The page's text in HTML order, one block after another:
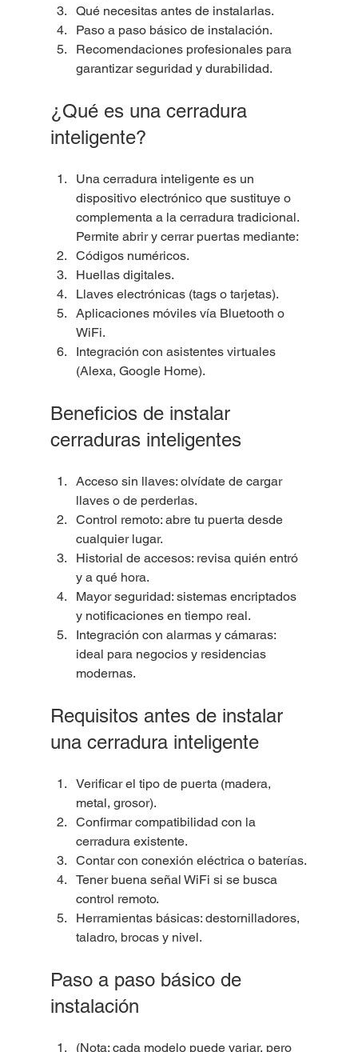
Qué necesitas antes de instalarlas.
Paso a paso básico de instalación.
Recomendaciones profesionales para
garantizar seguridad y durabilidad.
¿Qué es una cerradura
inteligente?
Una cerradura inteligente es un
dispositivo electrónico que sustituye o
complementa a la cerradura tradicional.
Permite abrir y cerrar puertas mediante:
Códigos numéricos.
Huellas digitales.
Llaves electrónicas (tags o tarjetas).
Aplicaciones móviles vía Bluetooth o
WiFi.
Integración con asistentes virtuales
(Alexa, Google Home).
Beneficios de instalar
cerraduras inteligentes
Acceso sin llaves: olvídate de cargar
llaves o de perderlas.
Control remoto: abre tu puerta desde
cualquier lugar.
Historial de accesos: revisa quién entró
y a qué hora.
Mayor seguridad: sistemas encriptados
y notificaciones en tiempo real.
Integración con alarmas y cámaras:
ideal para negocios y residencias
modernas.
Requisitos antes de instalar
una cerradura inteligente
Verificar el tipo de puerta (madera,
metal, grosor).
Confirmar compatibilidad con la
cerradura existente.
Contar con conexión eléctrica o baterías.
Tener buena señal WiFi si se busca
control remoto.
Herramientas básicas: destornilladores,
taladro, brocas y nivel.
Paso a paso básico de
instalación
(Nota: cada modelo puede variar, pero